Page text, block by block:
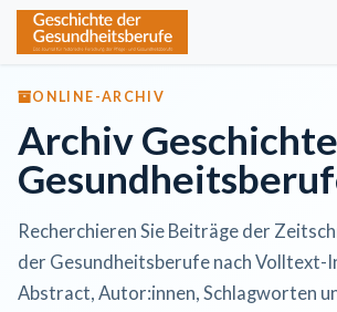
Zum Inhalt springen
ONLINE-ARCHIV
Archiv
Recherchieren Sie Beiträge der
der Gesundheitsberufe nach Volltext-
Abstract, Autor:innen, Schlagworten